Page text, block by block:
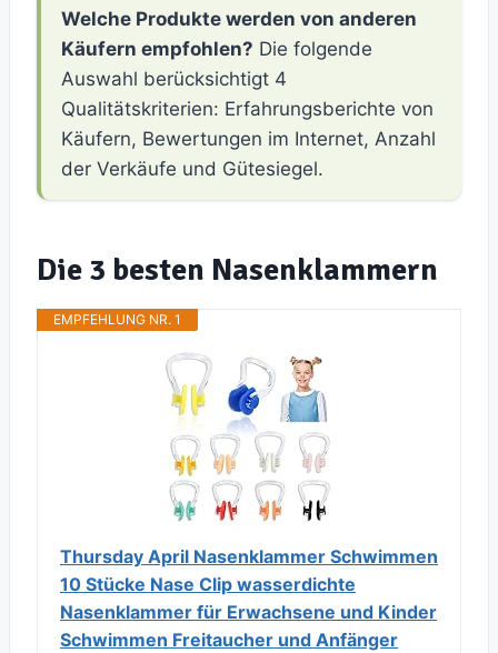
Welche Produkte werden von anderen
Käufern empfohlen? Die folgende
Auswahl berücksichtigt 4
Qualitätskriterien: Erfahrungsberichte von
Käufern, Bewertungen im Internet, Anzahl
der Verkäufe und Gütesiegel.
Die 3 besten Nasenklammern
EMPFEHLUNG NR. 1
Thursday April Nasenklammer Schwimmen
10 Stücke Nase Clip wasserdichte
Nasenklammer für Erwachsene und Kinder
Schwimmen Freitaucher und Anfänger